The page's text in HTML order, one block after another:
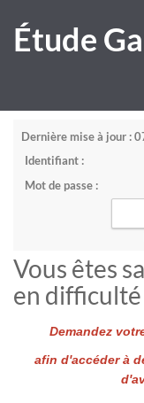
Étude
Dernière mise à jour :
Identifiant :
Mot de passe :
Vous êtes
en difficulté
Demandez
afin d'accéder à